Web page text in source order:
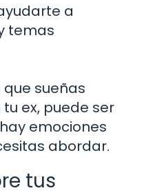
a
temas
que sueñas
ex, puede ser
emociones
abordar.
tus